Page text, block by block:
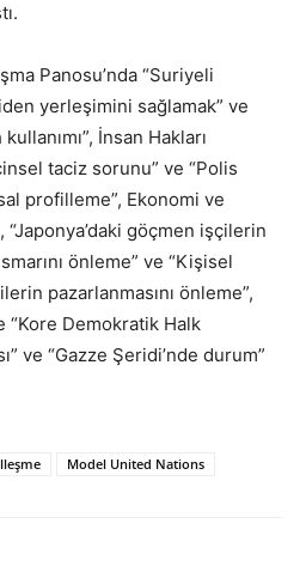
Panosu’nda “Suriyeli
yerleşimini sağlamak” ve
İnsan Hakları
taciz sorunu” ve “Polis
profilleme”, Ekonomi ve
“Japonya’daki göçmen işçilerin
önleme” ve “Kişisel
pazarlanmasını önleme”,
“Kore Demokratik Halk
ve “Gazze Şeridi’nde durum”
Model United Nations